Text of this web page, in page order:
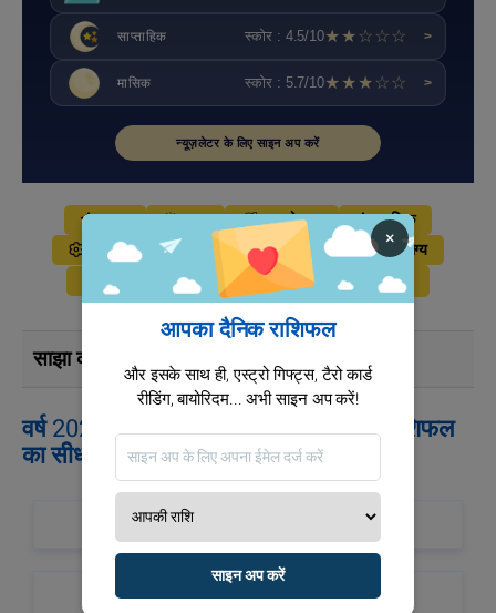
साप्ताहिक स्कोर : 4.5/10★★☆☆☆ >
मासिक स्कोर : 5.7/10★★★☆☆ >
न्यूज़लेटर के लिए साइन अप करें
आज कल कल के बाद
मासिक
सालाना
वार्षिक राशिफल टैरो
भाग्य
प्रेम
सेलिब्रिटी राशिफल ज्योतिष ब्लॉग
साझा करना :
वर्ष 2029 के लिए वृश्चिक राशि वालों के लिए राशिफल
का सीधा लिंक
जनवरी 2029 का वृश्चिक राशिफल
फरवरी 2029 का वृश्चिक राशिफल
×
आपका दैनिक राशिफल
और इसके साथ ही, एस्ट्रो गिफ्ट्स, टैरो कार्ड
रीडिंग, बायोरिदम... अभी साइन अप करें!
साइन अप करें